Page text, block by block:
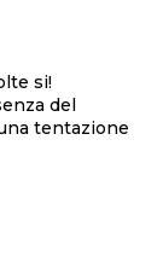
si!
del
tentazione